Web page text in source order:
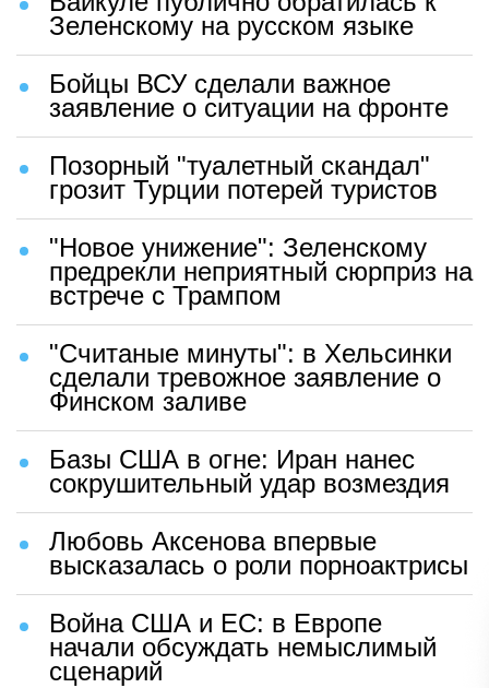
Зеленскому на русском языке
Бойцы ВСУ сделали важное
заявление о ситуации на фронте
Позорный "туалетный скандал"
грозит Турции потерей туристов
"Новое унижение": Зеленскому
предрекли неприятный сюрприз на
встрече с Трампом
"Считаные минуты": в Хельсинки
сделали тревожное заявление о
Финском заливе
Базы США в огне: Иран нанес
сокрушительный удар возмездия
Любовь Аксенова впервые
высказалась о роли порноактрисы
Война США и ЕС: в Европе
начали обсуждать немыслимый
сценарий